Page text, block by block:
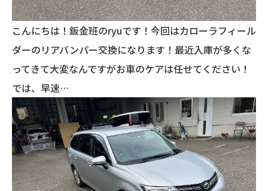
こんにちは！鈑金班のryuです！今回はカローラフィール
ダーのリアバンパー交換になります！最近入庫が多くな
ってきて大変なんですがお車のケアは任せてください！
では、早速…